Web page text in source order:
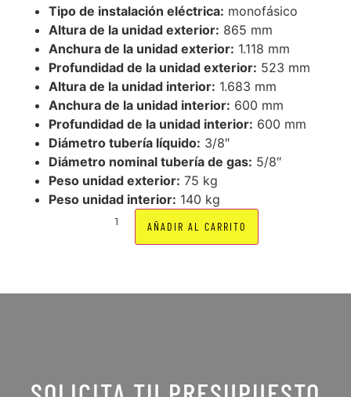
Tipo de instalación eléctrica: monofásico
Altura de la unidad exterior: 865 mm
Anchura de la unidad exterior: 1.118 mm
Profundidad de la unidad exterior: 523 mm
Altura de la unidad interior: 1.683 mm
Anchura de la unidad interior: 600 mm
Profundidad de la unidad interior: 600 mm
Diámetro tubería líquido: 3/8″
Diámetro nominal tubería de gas: 5/8″
Peso unidad exterior: 75 kg
Peso unidad interior: 140 kg
AÑADIR AL CARRITO